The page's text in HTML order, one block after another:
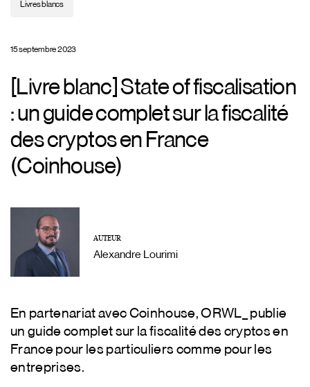
Livres blancs
15 septembre 2023
[Livre blanc] State of fiscalisation
: un guide complet sur la fiscalité
des cryptos en France
(Coinhouse)
AUTEUR
Alexandre Lourimi
En partenariat avec Coinhouse, ORWL_ publie
un guide complet sur la fiscalité des cryptos en
France pour les particuliers comme pour les
entreprises.